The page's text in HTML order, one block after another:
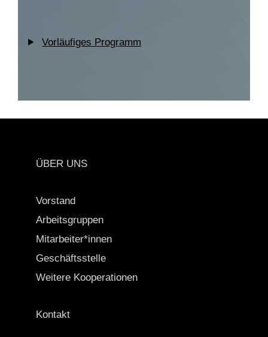
Vorläufiges Programm
ÜBER UNS
Vorstand
Arbeitsgruppen
Mitarbeiter*innen
Geschäftsstelle
Weitere Kooperationen
Kontakt